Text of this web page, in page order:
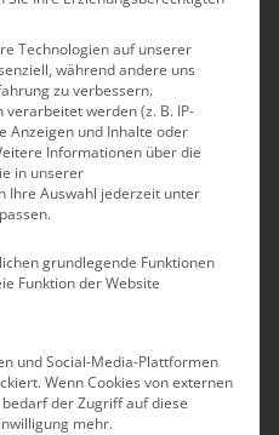
in unserem Friseursalon zu
Als Unternehmen haben
steigende Kosten zu
der
letzten anderthalb Jahren
Leider sind […]
ohne Rückschau.
wir im Fotoalbum
Zum 01. Juni 2013 war
wurde„Friseur Team
Tradition fortgeführt, die
Anfang genommen hat, als
Technologien auf unserer
während andere uns
zu verbessern.
werden (z. B. IP-
Anzeigen und Inhalte oder
Informationen über die
in unserer
Ihre Auswahl jederzeit unter
Gruppen, für die eine
grundlegende Funktionen
Funktion der Website
und Social-Media-Plattformen
Wenn Cookies von externen
der Zugriff auf diese
mehr.